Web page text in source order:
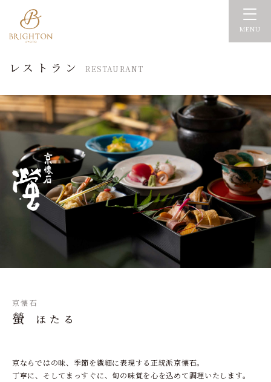
MENU
レストラン RESTAURANT
京懐石
螢 ほたる
京ならではの味、季節を繊細に表現する正統派京懐石。
丁寧に、そしてまっすぐに、旬の味覚を心を込めて調理いたします。